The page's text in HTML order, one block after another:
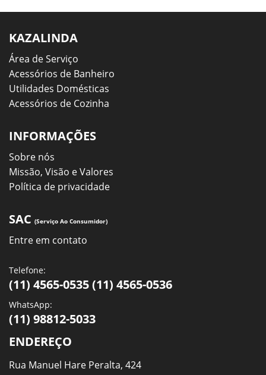
KAZALINDA
Área de Serviço
Acessórios de Banheiro
Utilidades Domésticas
Acessórios de Cozinha
INFORMAÇÕES
Sobre nós
Missão, Visão e Valores
Política de privacidade
SAC (Serviço Ao Consumidor)
Entre em contato
Telefone:
(11) 4565-0535 (11) 4565-0536
WhatsApp:
(11) 98812-5033
ENDEREÇO
Rua Manuel Hare Peralta, 424